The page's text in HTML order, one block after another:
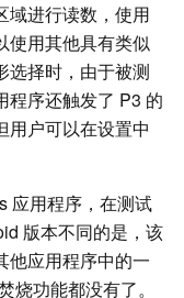
域进行读数，使用
使用其他具有类似
选择时，由于被测
程序还触发了 P3 的
用户可以在设置中
应用程序，在测试
版本不同的是，该
他应用程序中的一
功能都没有了。